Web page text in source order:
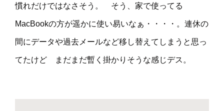
慣れだけではなさそう。 そう、家で使ってる
MacBookの方が遥かに使い易いなぁ・・・・。連休の
間にデータや過去メールなど移し替えてしまうと思っ
てたけど まだまだ暫く掛かりそうな感じデス。